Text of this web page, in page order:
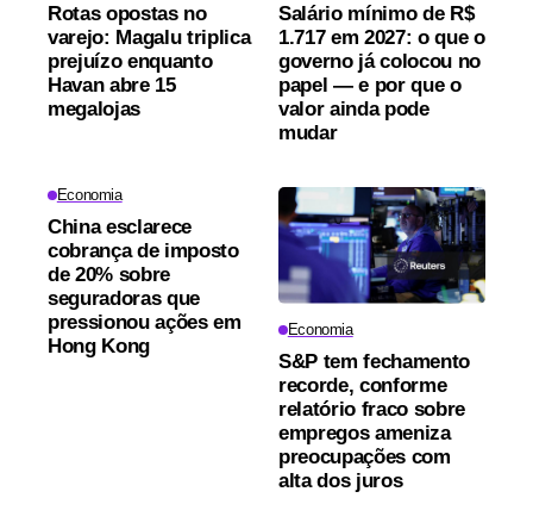
Rotas opostas no
varejo: Magalu triplica
prejuízo enquanto
Havan abre 15
megalojas
Salário mínimo de R$
1.717 em 2027: o que o
governo já colocou no
papel — e por que o
valor ainda pode
mudar
Economia
China esclarece
cobrança de imposto
de 20% sobre
seguradoras que
pressionou ações em
Hong Kong
Economia
S&P tem fechamento
recorde, conforme
relatório fraco sobre
empregos ameniza
preocupações com
alta dos juros